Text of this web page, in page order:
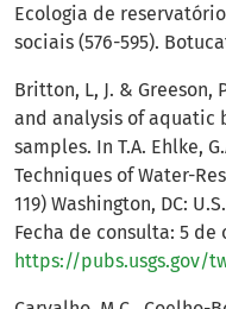
Ecologia de
sociais (576-595).
Britton, L, J. & Greeson,
and analysis of
samples. In T.A. Ehlke,
Techniques of Water-
119) Washington, DC:
Fecha de consulta: 5
https://pubs.usgs.gov/